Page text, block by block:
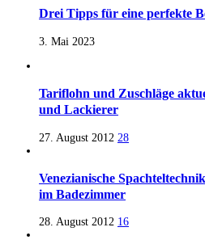
Drei Tipps für eine perfekte
3. Mai 2023
Tariflohn und Zuschläge
und Lackierer
27. August 2012 28
Venezianische
im Badezimmer
28. August 2012 16